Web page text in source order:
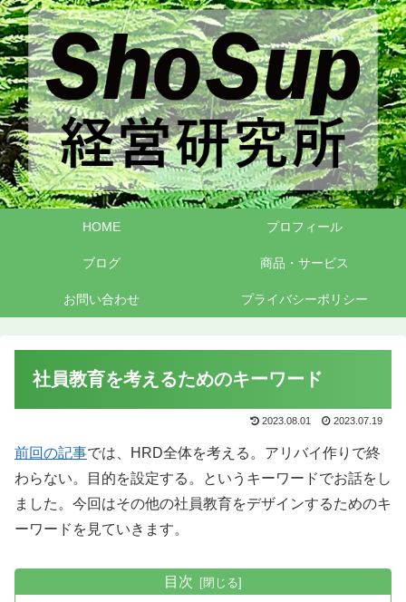
HOME プロフィール
ブログ 商品・サービス
お問い合わせ プライバシーポリシー
社員教育を考えるためのキーワード
2023.08.01 2023.07.19
前回の記事では、HRD全体を考える。アリバイ作りで終
わらない。目的を設定する。というキーワードでお話をし
ました。今回はその他の社員教育をデザインするためのキ
ーワードを見ていきます。
目次